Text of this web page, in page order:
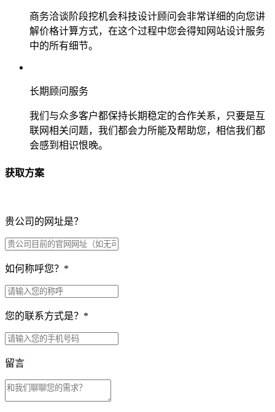
商务洽谈阶段挖机会科技设计顾问会非常详细的向您讲
解价格计算方式，在这个过程中您会得知网站设计服务
中的所有细节。
长期顾问服务
我们与众多客户都保持长期稳定的合作关系，只要是互
联网相关问题，我们都会力所能及帮助您，相信我们都
会感到相识恨晚。
获取方案
贵公司的网址是？
如何称呼您？ *
您的联系方式是？ *
留言